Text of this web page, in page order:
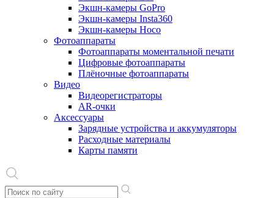
Экшн-камеры GoPro
Экшн-камеры Insta360
Экшн-камеры Hoco
Фотоаппараты
Фотоаппараты моментальной печати
Цифровые фотоаппараты
Плёночные фотоаппараты
Видео
Видеорегистраторы
AR-очки
Аксессуары
Зарядные устройства и аккумуляторы
Расходные материалы
Карты памяти